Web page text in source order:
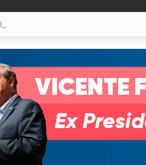
Paty Aradillas destaca impacto del